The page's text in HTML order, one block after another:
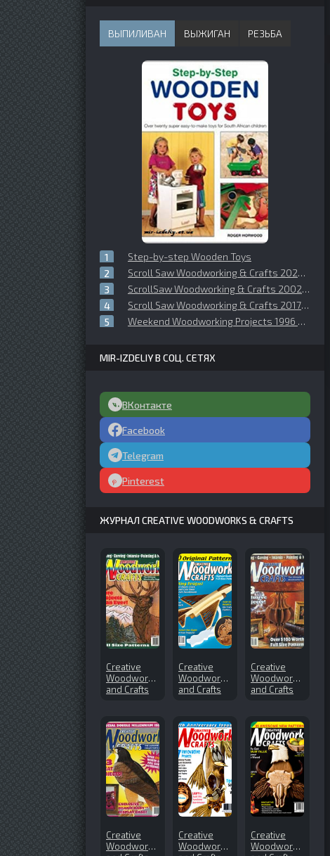
ВЫПИЛИВАН ВЫЖИГАН РЕЗЬБА
Step-by-step Wooden Toys
Scroll Saw Woodworking & Crafts 2020 №079 Summer
ScrollSaw Woodworking & Crafts 2002 №9 Holiday
Scroll Saw Woodworking & Crafts 2017 №067 Summer
Weekend Woodworking Projects 1996 №03 (51)
MIR-IZDELIY В СОЦ. СЕТЯХ
ВКонтакте
Facebook
Telegram
Pinterest
ЖУРНАЛ CREATIVE WOODWORKS & CRAFTS
Creative
Woodworks
and Crafts
Creative
Woodworks
and Crafts
Creative
Woodworks
and Crafts
Creative
Woodworks
Creative
Woodworks
Creative
Woodworks